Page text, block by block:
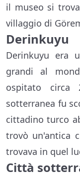
il museo si
villaggio di
Derinkuyu
Derinkuyu era
grandi al
ospitato circa
sotterranea fu
cittadino turco
trovò un'antica
trovava in quel
Città